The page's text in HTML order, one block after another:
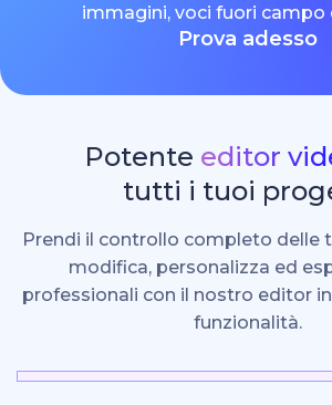
immagini, voci fuori campo
Prova adesso
Potente editor
tutti i tuoi
Prendi il controllo completo delle
modifica, personalizza ed
professionali con il nostro editor
funzionalità.